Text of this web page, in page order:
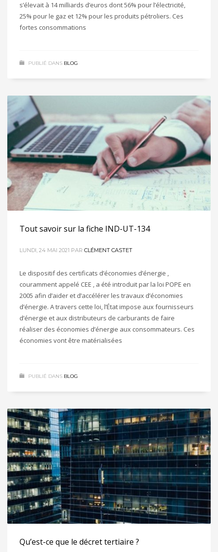
s’élevait à 14 milliards d’euros dont 56% pour l’électricité,
25% pour le gaz et 12% pour les produits pétroliers. Ces
fortes consommations
PUBLIÉ DANS BLOG
Tout savoir sur la fiche IND-UT-134
LUNDI, 24 MAI 2021 PAR CLÉMENT CASTET
Le dispositif des certificats d’économies d’énergie ,
couramment appelé CEE , a été introduit par la loi POPE en
2005 afin d’aider et d’accélérer les travaux d’économies
d’énergie. A travers cette loi, l’État impose aux fournisseurs
d’énergie et aux distributeurs de carburants de faire
réaliser des économies d’énergie aux consommateurs. Ces
économies vont être matérialisées
PUBLIÉ DANS BLOG
Qu’est-ce que le décret tertiaire ?